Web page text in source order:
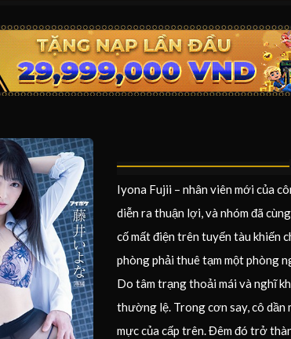
Iyona Fujii – nhân viên mới của
diễn ra thuận lợi, và nhóm đã
cố mất điện trên tuyến tàu khiến
phòng phải thuê tạm một phòng
Do tâm trạng thoải mái và nghĩ
thường lệ. Trong cơn say, cô
mực của cấp trên. Đêm đó trở